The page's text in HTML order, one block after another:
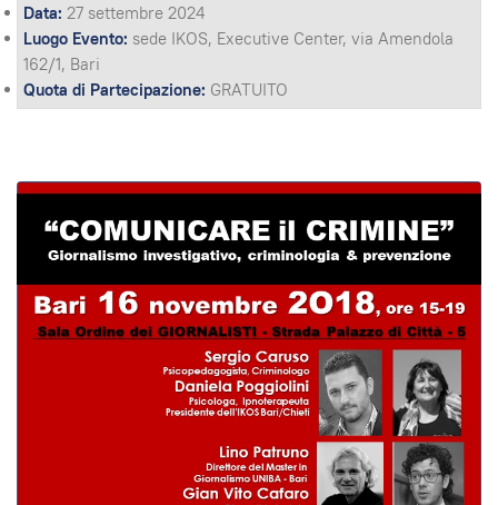
Data: 27 settembre 2024
Luogo Evento: sede IKOS, Executive Center, via Amendola
162/1, Bari
Quota di Partecipazione: GRATUITO